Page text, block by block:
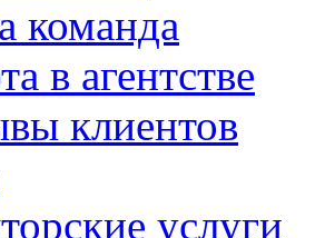
команда
в агентстве
клиентов
услуги